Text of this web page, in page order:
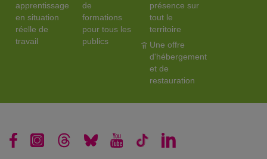
apprentissage
en situation
réelle de
travail
de
formations
pour tous les
publics
présence sur
tout le
territoire
Une offre
d'hébergement
et de
restauration